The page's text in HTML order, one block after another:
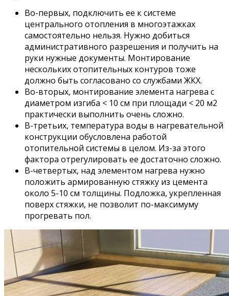
Во-первых, подключить ее к системе
центрального отопления в многоэтажках
самостоятельно нельзя. Нужно добиться
административного разрешения и получить на
руки нужные документы. Монтирование
нескольких отопительных контуров тоже
должно быть согласовано со службами ЖКХ.
Во-вторых, монтирование элемента нагрева с
диаметром изгиба < 10 см при площади < 20 м2
практически выполнить очень сложно.
В-третьих, температура воды в нагревательной
конструкции обусловлена работой
отопительной системы в целом. Из-за этого
фактора отрегулировать ее достаточно сложно.
В-четвертых, над элементом нагрева нужно
положить армированную стяжку из цемента
около 5-10 см толщины. Подложка, укрепленная
поверх стяжки, не позволит по-максимуму
прогревать пол.